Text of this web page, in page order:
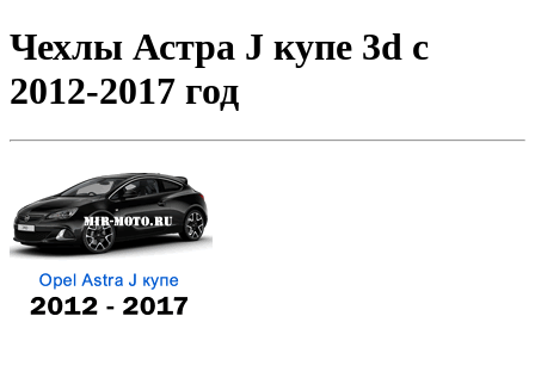
Чехлы Астра J купе 3d с
2012-2017 год